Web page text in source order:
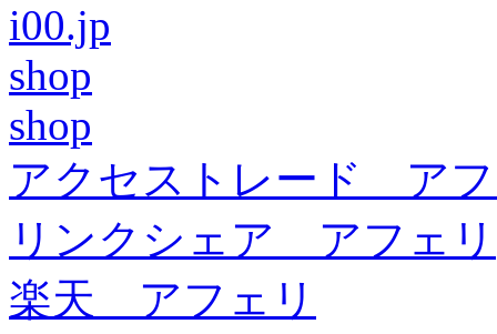
i00.jp
shop
shop
アクセストレード ア
リンクシェア アフェリ
楽天 アフェリ